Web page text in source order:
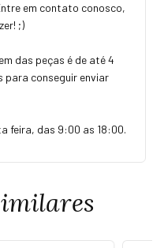
em contato conosco,
;)
das peças é de até 4
para conseguir enviar
feira, das 9:00 as 18:00.